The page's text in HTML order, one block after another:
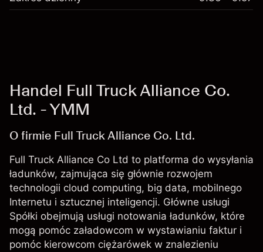
Handel Full Truck Alliance Co.
Ltd. - YMM
O firmie Full Truck Alliance Co. Ltd.
Full Truck Alliance Co Ltd to platforma do wysyłania
ładunków, zajmująca się głównie rozwojem
technologii cloud computing, big data, mobilnego
Internetu i sztucznej inteligencji. Główne usługi
Spółki obejmują usługi notowania ładunków, które
mogą pomóc załadowcom w wystawianiu faktur i
pomóc kierowcom ciężarówek w znalezieniu